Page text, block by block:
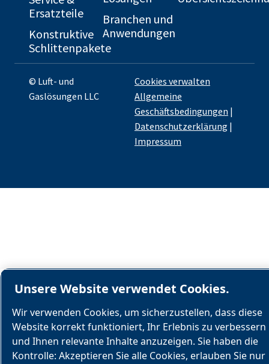
Ersatzteile
Konstruktive
Schlittenpakete
Branchen und
Anwendungen
© Luft- und
Gaslösungen LLC
Cookies verwalten
Allgemeine
Geschäftsbedingungen |
Datenschutzerklärung |
Impressum
Unsere Website verwendet Cookies.
Wir verwenden Cookies, um sicherzustellen, dass diese
Website korrekt funktioniert, Ihr Erlebnis zu verbessern
und Ihnen relevante Inhalte anzuzeigen. Sie haben die
Kontrolle: Akzeptieren Sie alle Cookies, erlauben Sie nur